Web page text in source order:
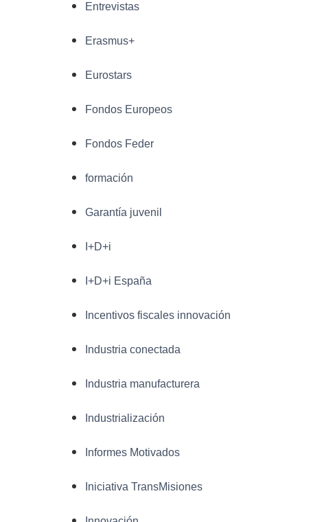
Entrevistas
Erasmus+
Eurostars
Fondos Europeos
Fondos Feder
formación
Garantía juvenil
I+D+i
I+D+i España
Incentivos fiscales innovación
Industria conectada
Industria manufacturera
Industrialización
Informes Motivados
Iniciativa TransMisiones